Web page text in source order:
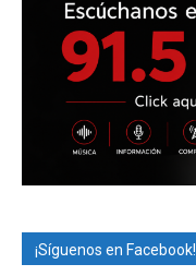
¡Síguenos en Facebook!